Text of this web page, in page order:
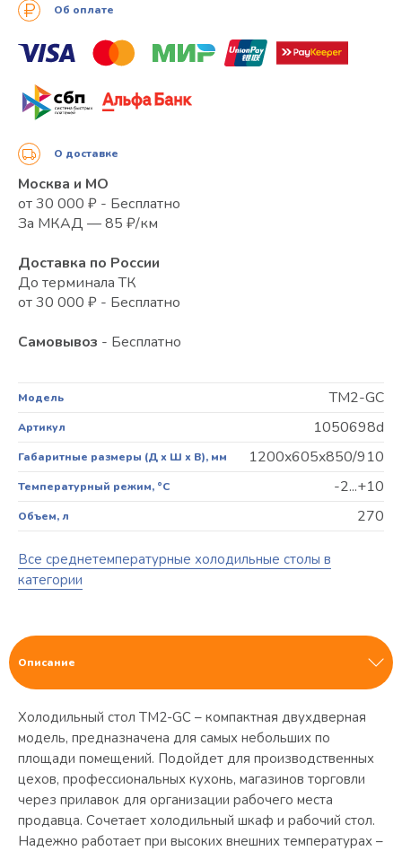
Модель TM2-GC
Артикул 1050698d
Габаритные размеры (Д х Ш х В), мм 1200x605x850/910
Температурный режим, °C -2...+10
Объем, л 270
Все среднетемпературные холодильные столы в
категории
Об оплате
О доставке
Москва и МО
от 30 000 ₽ - Бесплатно
За МКАД — 85 ₽/км
Доставка по России
До терминала ТК
от 30 000 ₽ - Бесплатно
Самовывоз - Бесплатно
Описание
Холодильный стол TM2-GC – компактная двухдверная
модель, предназначена для самых небольших по
площади помещений. Подойдет для производственных
цехов, профессиональных кухонь, магазинов торговли
через прилавок для организации рабочего места
продавца. Сочетает холодильный шкаф и рабочий стол.
Надежно работает при высоких внешних температурах –